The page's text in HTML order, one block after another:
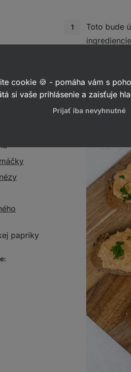
papriky
Toto bude
cookie 🍪 - pomáha vám s
si vaše prihlásenie a zaisťuje
Prijať iba nevyhnutné